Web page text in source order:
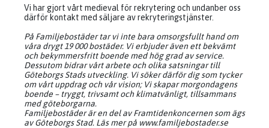
Vi har gjort vårt medieval för rekrytering och undanber oss
därför kontakt med säljare av rekryteringstjänster.
På Familjebostäder tar vi inte bara omsorgsfullt hand om
våra drygt 19 000 bostäder. Vi erbjuder även ett bekvämt
och bekymmersfritt boende med hög grad av service.
Dessutom bidrar vårt arbete och olika satsningar till
Göteborgs Stads utveckling. Vi söker därför dig som tycker
om vårt uppdrag och vår vision; Vi skapar morgondagens
boende – tryggt, trivsamt och klimatvänligt, tillsammans
med göteborgarna.
Familjebostäder är en del av Framtidenkoncernen som ägs
av Göteborgs Stad. Läs mer på www.familjebostader.se